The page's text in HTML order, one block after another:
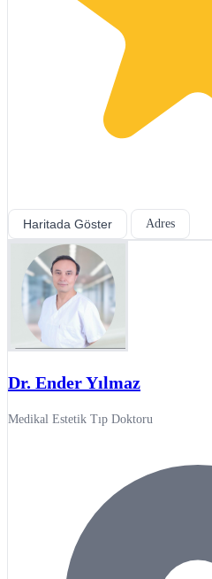
Haritada Göster Adres
Dr. Ender Yılmaz
Medikal Estetik Tıp Doktoru